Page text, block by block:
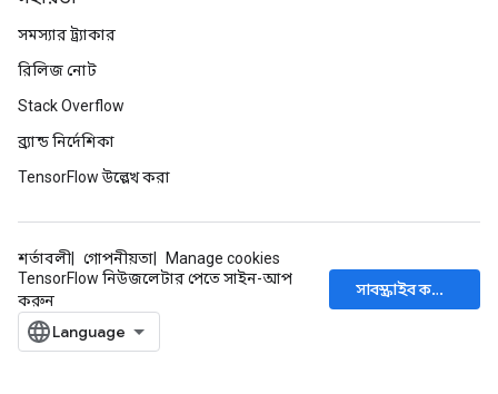
সমস্যার ট্র্যাকার
রিলিজ নোট
Stack Overflow
ব্র্যান্ড নির্দেশিকা
TensorFlow উল্লেখ করা
শর্তাবলী গোপনীয়তা
Manage cookies
TensorFlow নিউজলেটার পেতে সাইন-আপ
করুন
সাবস্ক্রাইব করুন